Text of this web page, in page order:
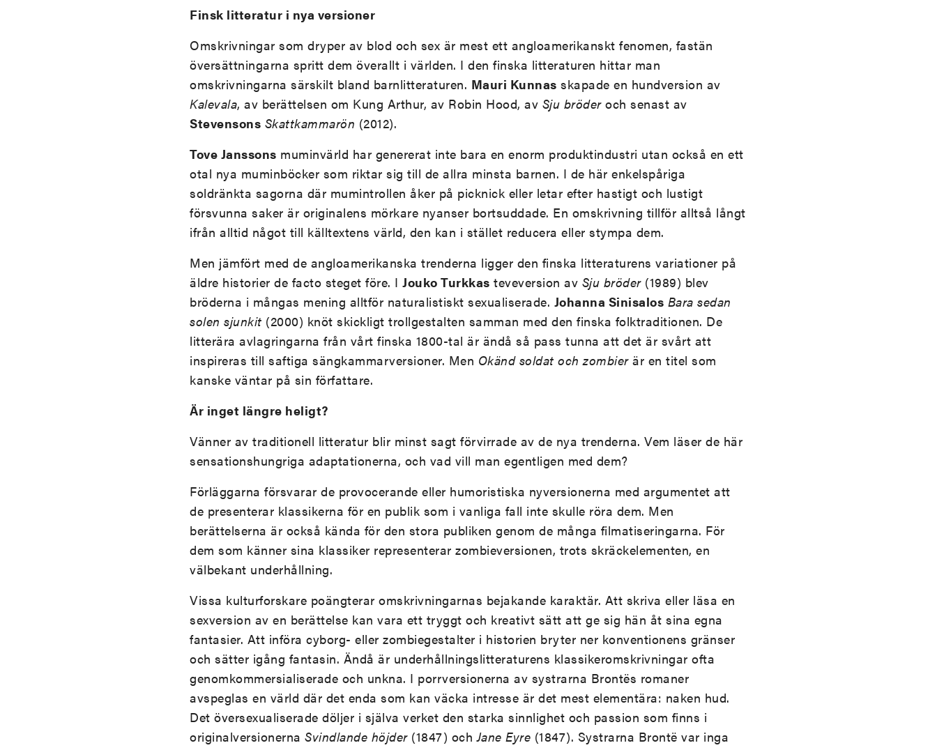
Finsk litteratur i nya versioner
Omskrivningar som dryper av blod och sex är mest ett angloamerikanskt fenomen, fastän
översättningarna spritt dem överallt i världen. I den finska litteraturen hittar man
omskrivningarna särskilt bland barnlitteraturen. Mauri Kunnas skapade en hundversion av
Kalevala, av berättelsen om Kung Arthur, av Robin Hood, av Sju bröderoch senast av
Stevensons Skattkammarön (2012).
Tove Janssons muminvärld har genererat inte bara en enorm produktindustri utan också en ett
otal nya muminböcker som riktar sig till de allra minsta barnen. I de här enkelspåriga
soldränkta sagorna där mumintrollen åker på picknick eller letar efter hastigt och lustigt
försvunna saker är originalens mörkare nyanser bortsuddade. En omskrivning tillför alltså långt
ifrån alltid något till källtextens värld, den kan i stället reducera eller stympa dem.
Men jämfört med de angloamerikanska trenderna ligger den finska litteraturens variationer på
äldre historier de facto steget före. I Jouko Turkkas teveversion av Sju bröder(1989) blev
bröderna i mångas mening alltför naturalistiskt sexualiserade. Johanna Sinisalos Bara sedan
solen sjunkit (2000) knöt skickligt trollgestalten samman med den finska folktraditionen. De
litterära avlagringarna från vårt finska 1800-tal är ändå så pass tunna att det är svårt att
inspireras till saftiga sängkammarversioner. Men Okänd soldat och zombier är en titel som
kanske väntar på sin författare.
Är inget längre heligt?
Vänner av traditionell litteratur blir minst sagt förvirrade av de nya trenderna. Vem läser de här
sensationshungriga adaptationerna, och vad vill man egentligen med dem?
Förläggarna försvarar de provocerande eller humoristiska nyversionerna med argumentet att
de presenterar klassikerna för en publik som i vanliga fall inte skulle röra dem. Men
berättelserna är också kända för den stora publiken genom de många filmatiseringarna. För
dem som känner sina klassiker representerar zombieversionen, trots skräckelementen, en
välbekant underhållning.
Vissa kulturforskare poängterar omskrivningarnas bejakande karaktär. Att skriva eller läsa en
sexversion av en berättelse kan vara ett tryggt och kreativt sätt att ge sig hän åt sina egna
fantasier. Att införa cyborg- eller zombiegestalter i historien bryter ner konventionens gränser
och sätter igång fantasin. Ändå är underhållningslitteraturens klassikeromskrivningar ofta
genomkommersialiserade och unkna. I porrversionerna av systrarna Brontës romaner
avspeglas en värld där det enda som kan väcka intresse är det mest elementära: naken hud.
Det översexualiserade döljer i själva verket den starka sinnlighet och passion som finns i
originalversionerna Svindlande höjder(1847) ochJane Eyre (1847). Systrarna Brontë var inga